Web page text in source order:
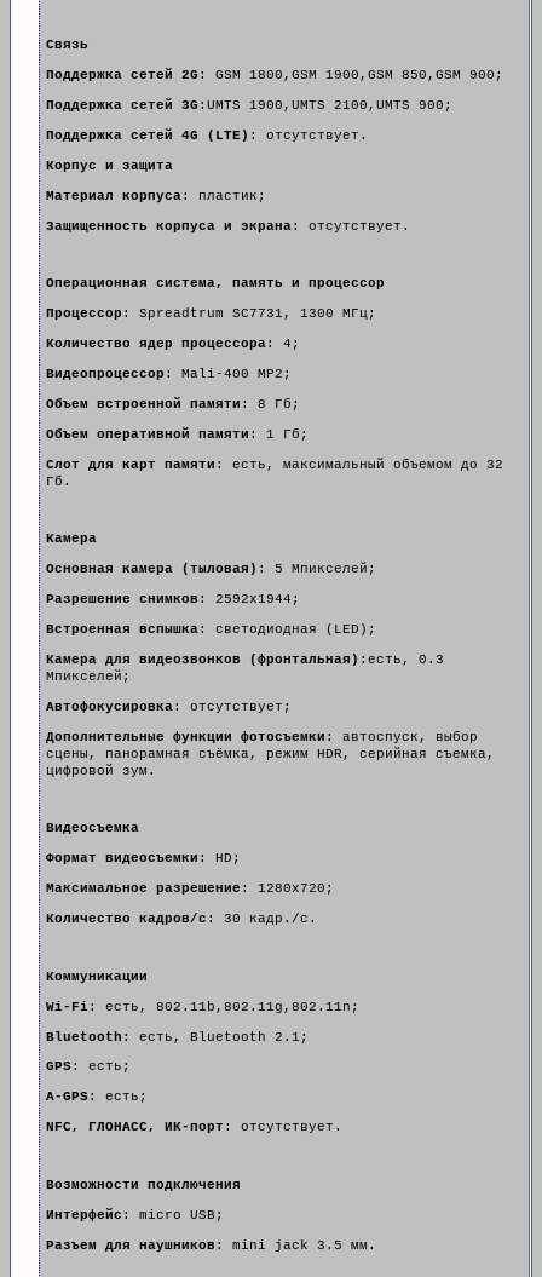
Связь
Поддержка сетей 2G : GSM 1800,GSM 1900,GSM 850,GSM 900;
Поддержка сетей 3G :UMTS 1900,UMTS 2100,UMTS 900;
Поддержка сетей 4G (LTE) : отсутствует.
Корпус и защита
Материал корпуса: пластик;
Защищенность корпуса и экрана: отсутствует.
Операционная система, память и процессор
Процессор : Spreadtrum SC7731, 1300 МГц;
Количество ядер процессора: 4;
Видеопроцессор : Mali-400 MP2;
Объем встроенной памяти : 8 Гб;
Объем оперативной памяти : 1 Гб;
Слот для карт памяти : есть, максимальный объемом до 32
Гб.
Камера
Основная камера (тыловая) : 5 Мпикселей;
Разрешение снимков : 2592x1944;
Встроенная вспышка: светодиодная (LED);
Камера для видеозвонков (фронтальная) :есть, 0.3
Мпикселей;
Автофокусировка: отсутствует;
Дополнительные функции фотосъемки : автоспуск, выбор
сцены, панорамная съёмка, режим HDR, серийная съемка,
цифровой зум.
Видеосъемка
Формат видеосъемки : HD;
Максимальное разрешение : 1280x720;
Количество кадров/с : 30 кадр./с.
Коммуникации
Wi-Fi: есть, 802.11b,802.11g,802.11n;
Bluetooth : есть, Bluetooth 2.1;
GPS: есть;
A-GPS: есть;
NFC, ГЛОНАСС, ИК-порт : отсутствует.
Возможности подключения
Интерфейс : micro USB;
Разъем для наушников : mini jack 3.5 мм.